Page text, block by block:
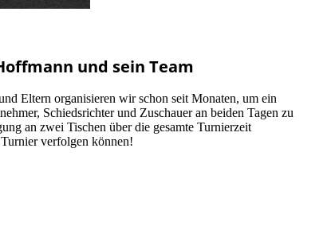
und sein Team
Eltern organisieren wir schon seit Monaten, um ein
Schiedsrichter und Zuschauer an beiden Tagen zu
an zwei Tischen über die gesamte Turnierzeit
verfolgen können!